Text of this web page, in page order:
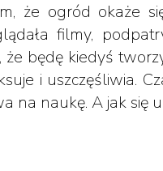
że ogród okaże
filmy,
będę kiedyś
i uszczęśliwia.
na naukę. A jak się